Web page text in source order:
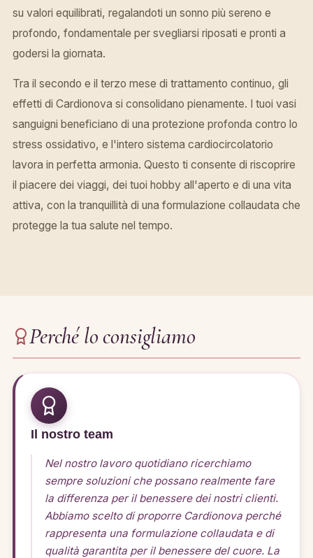
su valori equilibrati, regalandoti un sonno più sereno e
profondo, fondamentale per svegliarsi riposati e pronti a
godersi la giornata.
Tra il secondo e il terzo mese di trattamento continuo, gli
effetti di Cardionova si consolidano pienamente. I tuoi vasi
sanguigni beneficiano di una protezione profonda contro lo
stress ossidativo, e l'intero sistema cardiocircolatorio
lavora in perfetta armonia. Questo ti consente di riscoprire
il piacere dei viaggi, dei tuoi hobby all'aperto e di una vita
attiva, con la tranquillità di una formulazione collaudata che
protegge la tua salute nel tempo.
Perché lo consigliamo
Il nostro team
Nel nostro lavoro quotidiano ricerchiamo
sempre soluzioni che possano realmente fare
la differenza per il benessere dei nostri clienti.
Abbiamo scelto di proporre Cardionova perché
rappresenta una formulazione collaudata e di
qualità garantita per il benessere del cuore. La